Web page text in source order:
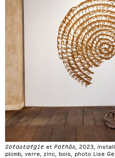
Solastalgie et Palhàs, 2023,
plomb, verre, zinc, bois, photo Lise